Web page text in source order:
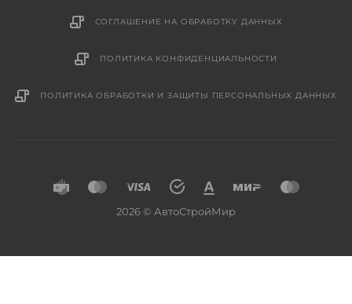
СОГЛАШЕНИЕ НА ОБРАБОТКУ ДАННЫХ
ПОЛИТИКА КОНФИДЕНЦИАЛЬНОСТИ
ПОЛИТИКА ОБРАБОТКИ И ЗАЩИТЫ ПЕРСОНАЛЬНЫХ ДАННЫХ
2026 © АвтоСтройМир